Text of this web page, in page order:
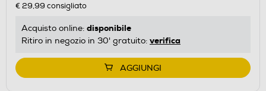
€ 29,99 consigliato
Acquisto online: disponibile
Ritiro in negozio in 30' gratuito: verifica
AGGIUNGI